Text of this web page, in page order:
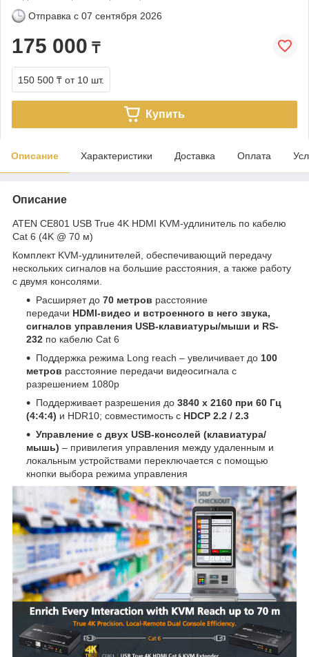
Отправка с 07 сентября 2026
175 000 ₸
150 500 ₸ от 10 шт.
Купить
Описание Характеристики Доставка Оплата
Описание
ATEN CE801 USB True 4K HDMI KVM-удлинитель по кабелю
Cat 6 (4K @ 70 м)
Комплект KVM-удлинителей, обеспечивающий передачу
нескольких сигналов на большие расстояния, а также работу
с двумя консолями.
Расширяет до 70 метров расстояние
передачи HDMI-видео и встроенного в него звука,
сигналов управления USB-клавиатуры/мыши и RS-
232 по кабелю Cat 6
Поддержка режима Long reach – увеличивает до 100
метров расстояние передачи видеосигнала с
разрешением 1080p
Поддерживает разрешения до 3840 x 2160 при 60 Гц
(4:4:4) и HDR10; совместимость с HDCP 2.2 / 2.3
Управление с двух USB-консолей (клавиатура/
мышь) – привилегия управления между удаленным и
локальным устройствами переключается с помощью
кнопки выбора режима управления